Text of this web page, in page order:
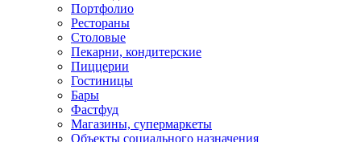
Портфолио
Рестораны
Столовые
Пекарни, кондитерские
Пиццерии
Гостиницы
Бары
Фастфуд
Магазины, супермаркеты
Объекты социального назначения